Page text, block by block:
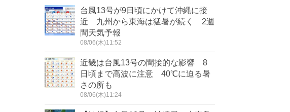
台風13号が9日頃にかけて沖縄に接
近 九州から東海は猛暑が続く 2週
間天気予報
08/06(木)11:52
近畿は台風13号の間接的な影響 8
日頃まで高波に注意 40℃に迫る暑
さの所も
08/06(木)11:24